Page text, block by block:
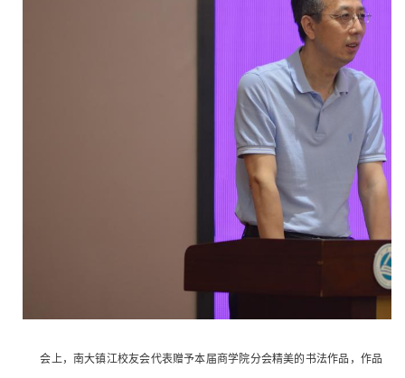
会上，南大镇江校友会代表赠予本届商学院分会精美的书法作品，作品